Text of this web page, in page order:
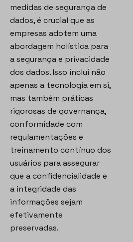
medidas de segurança de
dados, é crucial que as
empresas adotem uma
abordagem holística para
a segurança e privacidade
dos dados. Isso inclui não
apenas a tecnologia em si,
mas também práticas
rigorosas de governança,
conformidade com
regulamentações e
treinamento contínuo dos
usuários para assegurar
que a confidencialidade e
a integridade das
informações sejam
efetivamente
preservadas.